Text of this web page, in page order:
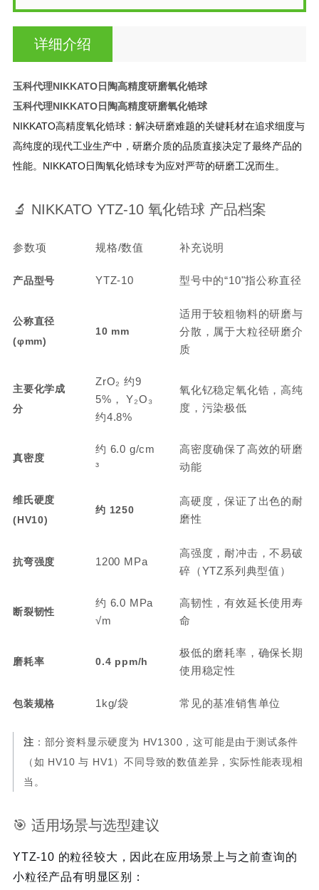
详细介绍
玉科代理NIKKATO日陶高精度研磨氧化锆球
玉科代理NIKKATO日陶高精度研磨氧化锆球
NIKKATO高精度氧化锆球：解决研磨难题的关键耗材在追求细度与
高纯度的现代工业生产中，研磨介质的品质直接决定了最终产品的
性能。NIKKATO日陶氧化锆球专为应对严苛的研磨工况而生。
🔬 NIKKATO YTZ-10 氧化锆球 产品档案
参数项 规格/数值 补充说明
产品型号 YTZ-10 型号中的“10"指公称直径
公称直径
(φmm)
10 mm
适用于较粗物料的研磨与
分散，属于大粒径研磨介
质
主要化学成
分
ZrO₂ 约9
5%， Y₂O₃
约4.8%
氧化钇稳定氧化锆，高纯
度，污染极低
真密度
约 6.0 g/cm
³
高密度确保了高效的研磨
动能
维氏硬度
(HV10)
约 1250
高硬度，保证了出色的耐
磨性
抗弯强度 1200 MPa
高强度，耐冲击，不易破
碎（YTZ系列典型值）
断裂韧性
约 6.0 MPa
√m
高韧性，有效延长使用寿
命
磨耗率 0.4 ppm/h
极低的磨耗率，确保长期
使用稳定性
包装规格 1kg/袋 常见的基准销售单位
注 ：部分资料显示硬度为 HV1300，这可能是由于测试条件
（如 HV10 与 HV1）不同导致的数值差异，实际性能表现相
当。
🎯 适用场景与选型建议
YTZ-10 的粒径较大，因此在应用场景上与之前查询的
小粒径产品有明显区别：